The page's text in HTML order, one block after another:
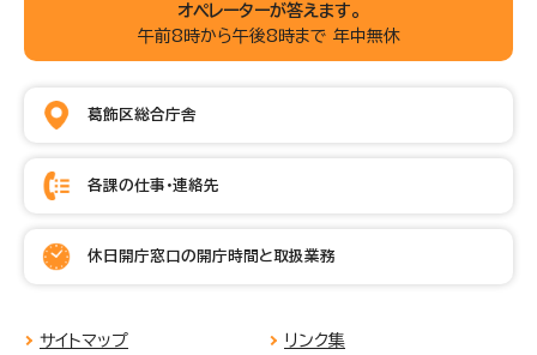
オペレーターが答えます。
午前8時から午後8時まで 年中無休
葛飾区総合庁舎
各課の仕事・連絡先
休日開庁窓口の開庁時間と取扱業務
サイトマップ リンク集